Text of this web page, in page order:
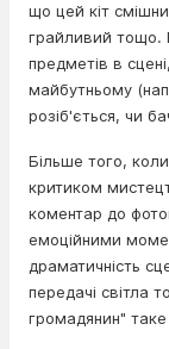
що цей кіт
грайливий тощо.
предметів в
майбутньому
розіб'ється, чи
Більше того,
критиком
коментар до
емоційними
драматичність
передачі світла
громадянин"